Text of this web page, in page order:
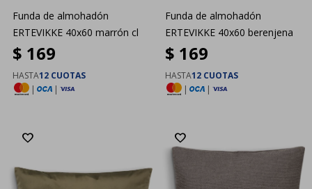
Funda de almohadón
ERTEVIKKE 40x60 marrón cl
$ 169
HASTA12 CUOTAS
|
|
Funda de almohadón
ERTEVIKKE 40x60 berenjena
$ 169
HASTA12 CUOTAS
|
|